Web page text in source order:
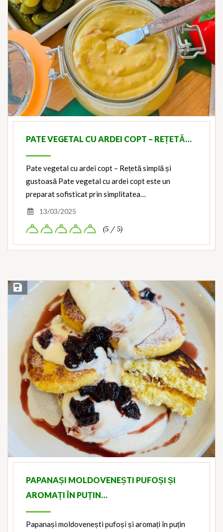
PATE VEGETAL CU ARDEI COPT – REȚETĂ…
Pate vegetal cu ardei copt – Rețetă simplă și
gustoasă Pate vegetal cu ardei copt este un
preparat sofisticat prin simplitatea…
13/03/2025
(5 / 5)
Save Recipe
PAPANAȘI MOLDOVENEȘTI PUFOȘI ȘI
AROMAȚI ÎN PUȚIN…
Papanași moldovenești pufoși și aromați în puțin